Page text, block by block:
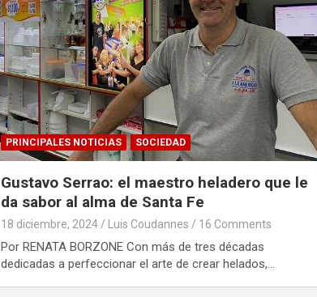
PRINCIPALES NOTICIAS SOCIEDAD
Gustavo Serrao: el maestro heladero que le
da sabor al alma de Santa Fe
18 diciembre, 2024 Luis Coudannes 16 Comments
Por RENATA BORZONE Con más de tres décadas
dedicadas a perfeccionar el arte de crear helados,…